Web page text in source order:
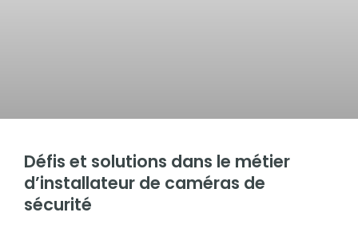
Défis et solutions dans le métier
d’installateur de caméras de
sécurité